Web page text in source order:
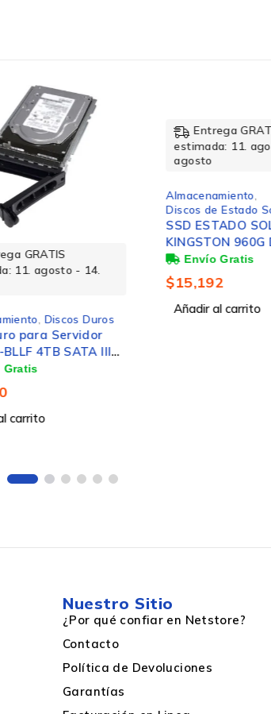
Entrega GRATIS
11. agosto - 14.
de Estado Solido (SSD)
ESTADO SOLIDO
USE SATA 2.5
Entrega
estimada:
agosto
Discos de
SSD
1TB, M.2,
Escritura,
Lectura, PCI
$5,904
Añadir al
Nuestro Sitio
¿Por qué confiar en Netstore?
Contacto
Política de Devoluciones
Garantías